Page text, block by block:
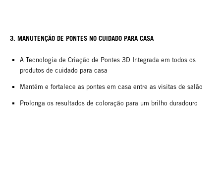
3. MANUTENÇÃO DE PONTES NO CUIDADO PARA CASA
A Tecnologia de Criação de Pontes 3D Integrada em todos os
produtos de cuidado para casa
Mantém e fortalece as pontes em casa entre as visitas de salão
Prolonga os resultados de coloração para um brilho duradouro